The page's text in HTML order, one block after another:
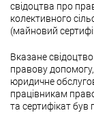
свідоцтва про
колективного
(майновий
Вказане
правову
юридичне
працівникам
та сертифікат був